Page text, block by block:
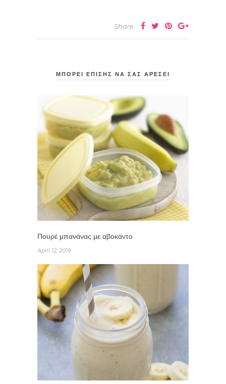
Share
ΜΠΟΡΕΙ ΕΠΙΣΗΣ ΝΑ ΣΑΣ ΑΡΕΣΕΙ
Πουρέ μπανάνας με αβοκάντο
April 12, 2019